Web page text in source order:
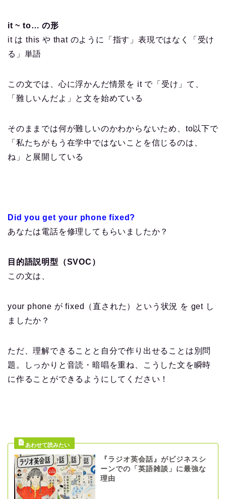
it ~ to… の形
it は this や that のように「指す」表現ではなく「受け
る」単語
この文では、心に浮かんだ情景を it で「受け」て、
「難しいんだよ」と文を始めている
そのままでは何が難しいのかわからないため、to以下で
「私たちがもう在学中ではないことを信じるのは、
ね」と展開している
Did you get your phone fixed?
あなたは電話を修理してもらいましたか？
目的語説明型（SVOC）
この文は、
your phone が fixed（直された）という状況 を get し
ましたか？
ただ、理解できることと自分で作り出せることは別問
題。しっかりと音読・暗唱を重ね、こうした文を瞬時
に作ることができるようにしてください！
『ラジオ英会話』がビジネスシ
ーンでの「英語雑談」に最強な
理由